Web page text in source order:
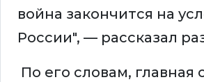
война закончится на
России", — рассказал
По его словам, главная